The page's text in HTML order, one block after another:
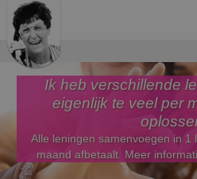
Ik heb verschillende
eigenlijk te veel per
Alle leningen samenvoegen in 1
maand afbetaalt. Meer